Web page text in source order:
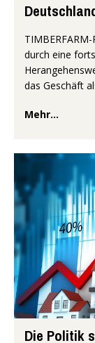
durch eine
das Geschäft
Mehr...
Die Politik